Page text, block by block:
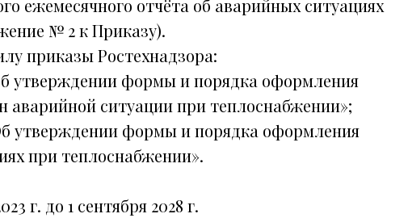
ежемесячного отчёта об аварийных ситуациях
№ 2 к Приказу).
приказы Ростехнадзора:
утверждении формы и порядка оформления
аварийной ситуации при теплоснабжении»;
утверждении формы и порядка оформления
при теплоснабжении».
г. до 1 сентября 2028 г.